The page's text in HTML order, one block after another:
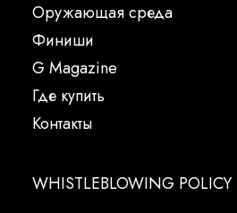
Oружающая среда
Финиши
G Magazine
Где купить
Контакты
WHISTLEBLOWING POLICY